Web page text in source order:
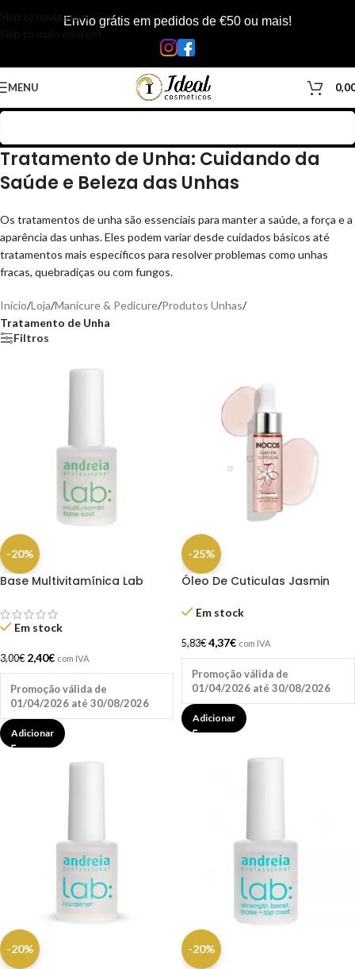
Skip to navigationEnvio grátis em pedidos de €50 ou mais!
MENU
Tratamento de Unha: Cuidando da
Saúde e Beleza das Unhas
Os tratamentos de unha são essenciais para manter a saúde, a força e a
aparência das unhas. Eles podem variar desde cuidados básicos até
tratamentos mais específicos para resolver problemas como unhas
fracas, quebradiças ou com fungos.
Início/Loja/Manicure & Pedicure/Produtos Unhas/
Tratamento de Unha
Filtros
-20%
Base Multivitamínica Lab
Em stock
3,00€ 2,40€ com IVA
Promoção válida de
01/04/2026 até 30/08/2026
Adicionar
-25%
Óleo De Cuticulas Jasmin
Em stock
5,83€ 4,37€ com IVA
Promoção válida de
01/04/2026 até 30/08/2026
Adicionar
-20% -20%